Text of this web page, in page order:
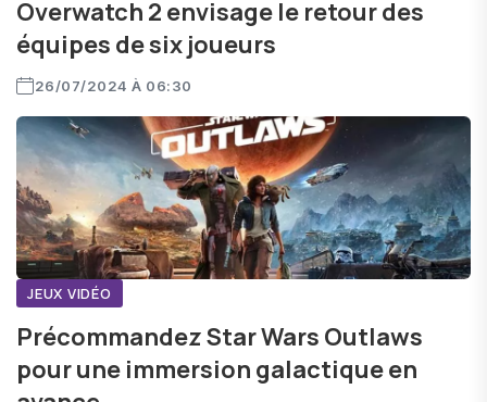
Overwatch 2 envisage le retour des
équipes de six joueurs
26/07/2024 À 06:30
JEUX VIDÉO
Précommandez Star Wars Outlaws
pour une immersion galactique en